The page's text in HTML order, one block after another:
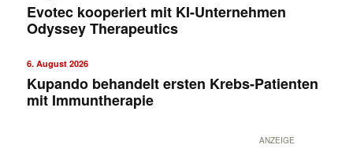
Evotec kooperiert mit KI-Unternehmen
Odyssey Therapeutics
6. August 2026
Kupando behandelt ersten Krebs-Patienten
mit Immuntherapie
ANZEIGE